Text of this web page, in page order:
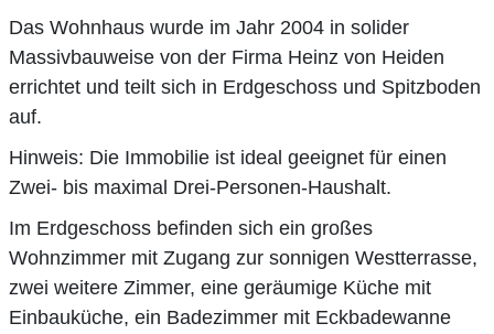
Das Wohnhaus wurde im Jahr 2004 in solider
Massivbauweise von der Firma Heinz von Heiden
errichtet und teilt sich in Erdgeschoss und Spitzboden
auf.
Hinweis: Die Immobilie ist ideal geeignet für einen
Zwei- bis maximal Drei-Personen-Haushalt.
Im Erdgeschoss befinden sich ein großes
Wohnzimmer mit Zugang zur sonnigen Westterrasse,
zwei weitere Zimmer, eine geräumige Küche mit
Einbauküche, ein Badezimmer mit Eckbadewanne